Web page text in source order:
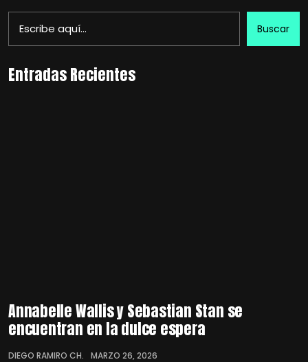
Buscar
Entradas Recientes
Annabelle Wallis y Sebastian Stan se
encuentran en la dulce espera
DIEGO RAMIRO CH. MARZO 26, 2026